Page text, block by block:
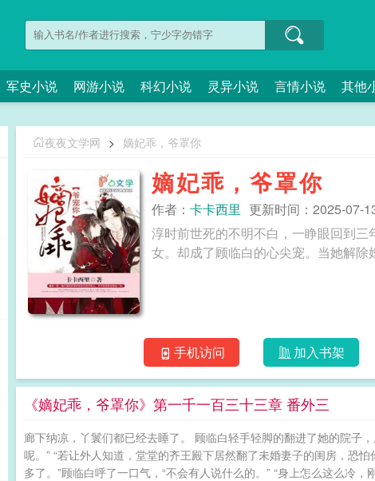
军史小说 网游小说 科幻小说 灵异小说 言情小说 其他
夜夜文学网 > 嫡妃乖，爷罩你
嫡妃乖，爷罩你
作者： 卡卡西里 更新时间：2025-07-
淳时前世死的不明不白，一睁眼回到
手机访问 加入书架
《嫡妃乖，爷罩你》第一千一百三十三章 番外三
廊下纳凉，丫鬟们都已经去睡了。 顾临白轻手轻脚的翻进了她的院子
呢。” “若让外人知道，堂堂的齐王殿下居然翻了未婚妻子的闺房，恐
多了。”顾临白呼了一口气，“不会有人说什么的。” “身上怎么这么冷